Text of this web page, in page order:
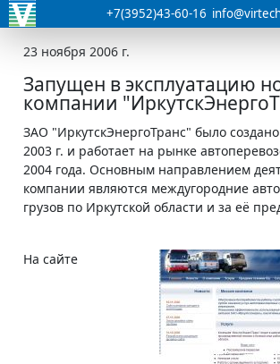
+7(3952)43-60-16
23 ноября 2006 г.
Запущен в эксплуатацию
компании
ЗАО "ИркутскЭнергоТранс" было
2003 г. и работает на рынке
2004 года. Основным направлением
компании являются междугородние
грузов по Иркутской области и за её
На сайте